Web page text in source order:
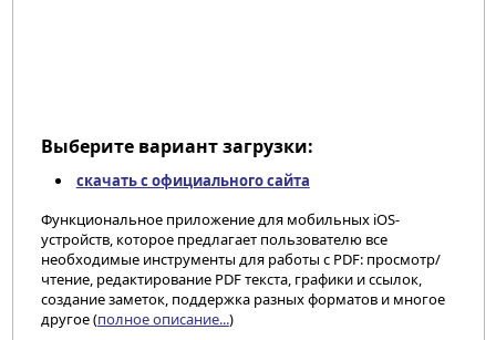
Выберите вариант загрузки:
скачать с официального сайта
Функциональное приложение для мобильных iOS-
устройств, которое предлагает пользователю все
необходимые инструменты для работы с PDF: просмотр/
чтение, редактирование PDF текста, графики и ссылок,
создание заметок, поддержка разных форматов и многое
другое (полное описание...)